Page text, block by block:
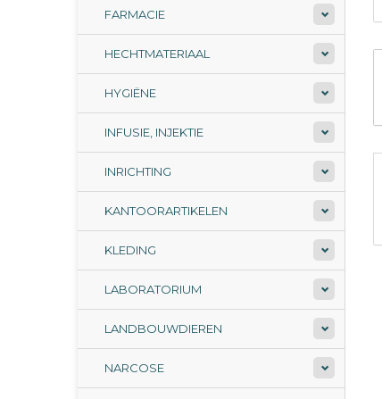
FARMACIE
HECHTMATERIAAL
HYGIËNE
INFUSIE, INJEKTIE
INRICHTING
KANTOORARTIKELEN
KLEDING
LABORATORIUM
LANDBOUWDIEREN
NARCOSE